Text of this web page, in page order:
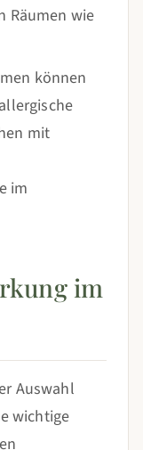
Räumen wie
können
mit
im
im
Auswahl
wichtige